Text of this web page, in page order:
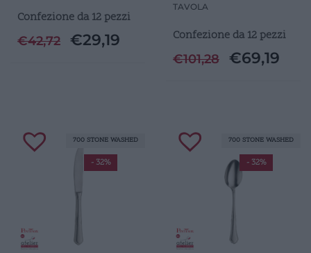
Confezione da 12 pezzi
€42,72 €29,19
TAVOLA
Confezione da 12 pezzi
€101,28 €69,19
- 32%
700 STONE WASHED
- 32%
700 STONE WASHED